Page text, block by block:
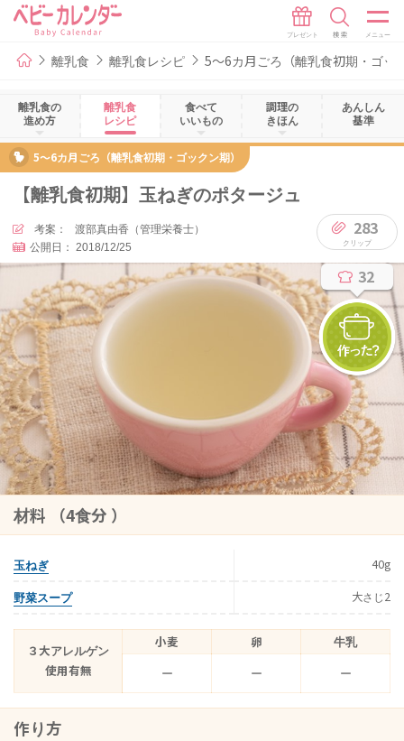
離乳食 離乳食レシピ 5～6カ月ごろ（離乳食初期・ゴッ
離乳食の
進め方
離乳食
レシピ
食べて
いいもの
調理の
きほん
あんしん
基準
5～6カ月ごろ（離乳食初期・ゴックン期）
【離乳食初期】玉ねぎのポタージュ
考案：
渡部真由香（管理栄養士）
公開日：
2018/12/25
283
32
材料 （4食分 ）
玉ねぎ 40g
野菜スープ 大さじ2
３大アレルゲン
使用有無
小麦 卵
牛乳
ー
ー ー
作り方